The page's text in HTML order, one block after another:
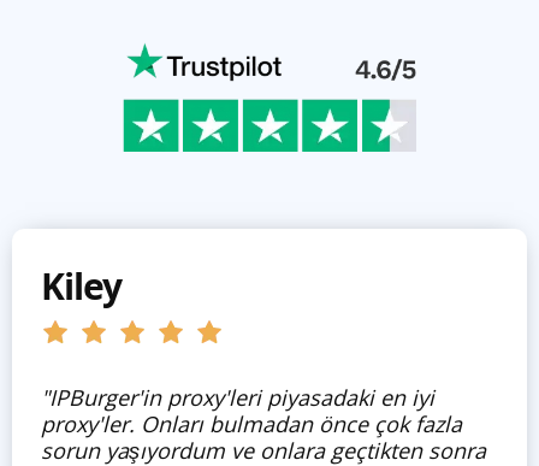
Kiley
"IPBurger'in proxy'leri piyasadaki en iyi
proxy'ler. Onları bulmadan önce çok fazla
sorun yaşıyordum ve onlara geçtikten sonra